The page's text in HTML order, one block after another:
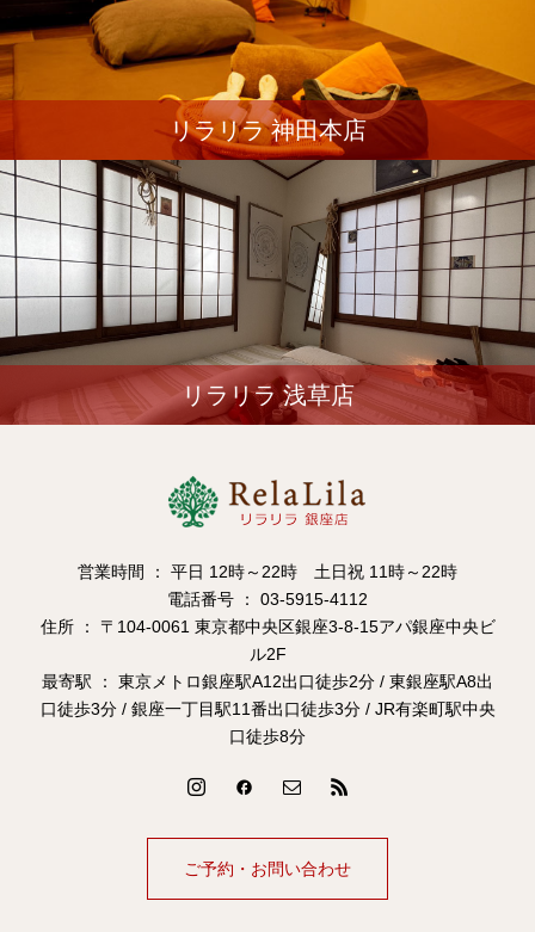
リラリラ 神田本店
リラリラ 浅草店
営業時間 ： 平日 12時～22時 土日祝 11時～22時
電話番号 ： 03-5915-4112
住所 ： 〒104-0061 東京都中央区銀座3-8-15アパ銀座中央ビ
ル2F
最寄駅 ： 東京メトロ銀座駅A12出口徒歩2分 / 東銀座駅A8出
口徒歩3分 / 銀座一丁目駅11番出口徒歩3分 / JR有楽町駅中央
口徒歩8分
ご予約・お問い合わせ